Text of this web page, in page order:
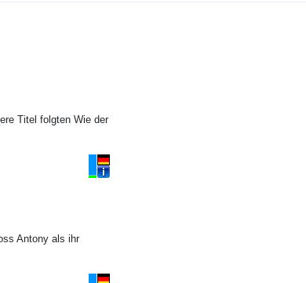
Titel folgten Wie der
Antony als ihr